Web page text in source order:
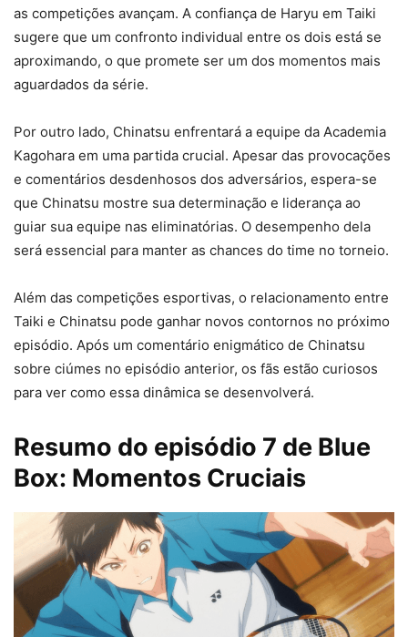
as competições avançam. A confiança de Haryu em Taiki
sugere que um confronto individual entre os dois está se
aproximando, o que promete ser um dos momentos mais
aguardados da série.
Por outro lado, Chinatsu enfrentará a equipe da Academia
Kagohara em uma partida crucial. Apesar das provocações
e comentários desdenhosos dos adversários, espera-se
que Chinatsu mostre sua determinação e liderança ao
guiar sua equipe nas eliminatórias. O desempenho dela
será essencial para manter as chances do time no torneio.
Além das competições esportivas, o relacionamento entre
Taiki e Chinatsu pode ganhar novos contornos no próximo
episódio. Após um comentário enigmático de Chinatsu
sobre ciúmes no episódio anterior, os fãs estão curiosos
para ver como essa dinâmica se desenvolverá.
Resumo do episódio 7 de Blue
Box: Momentos Cruciais